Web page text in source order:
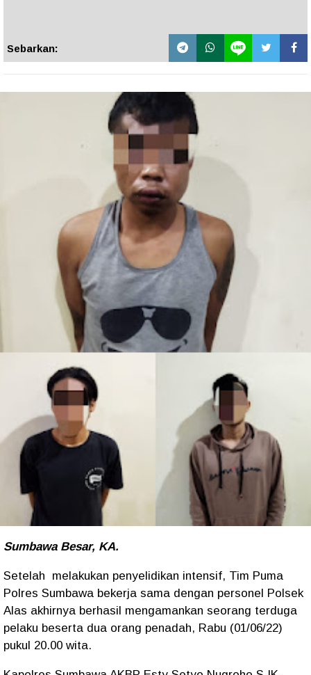
Sebarkan:
Sumbawa Besar, KA.
Setelah melakukan penyelidikan intensif, Tim Puma
Polres Sumbawa bekerja sama dengan personel Polsek
Alas akhirnya berhasil mengamankan seorang terduga
pelaku beserta dua orang penadah, Rabu (01/06/22)
pukul 20.00 wita.